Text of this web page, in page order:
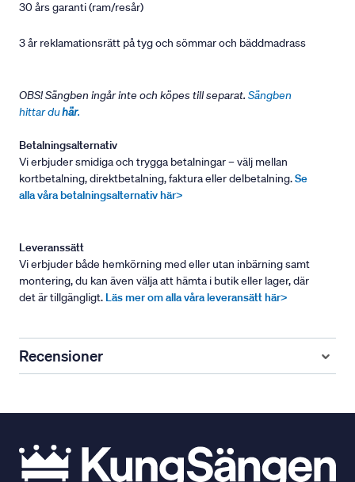
30 års garanti (ram/resår)
3 år reklamationsrätt på tyg och sömmar och bäddmadrass
OBS! Sängben ingår inte och köpes till separat. Sängben
hittar duhär.
Betalningsalternativ
Vi erbjuder smidiga och trygga betalningar – välj mellan
kortbetalning, direktbetalning, faktura eller delbetalning.Se
alla våra betalningsalternativ här>
Leveranssätt
Vi erbjuder både hemkörning med eller utan inbärning samt
montering, du kan även välja att hämta i butik eller lager, där
det är tillgängligt. Läs mer om alla våra leveransätt här>
Recensioner